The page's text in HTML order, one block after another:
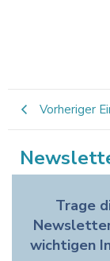
Vorheriger
Trage
wichtigen